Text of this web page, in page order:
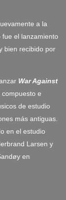
a la
el lanzamiento
bien recibido por
War Against
e
de estudio
más antiguas.
en el estudio
Larsen y
en